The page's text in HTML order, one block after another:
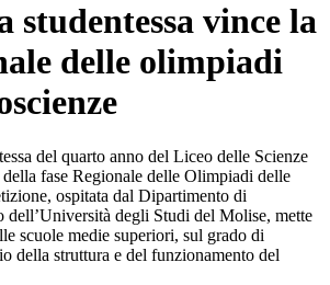
delle olimpiadi
fase Regionale delle Olimpiadi delle
ospitata dal Dipartimento di
dell’Università degli Studi del Molise, mette
scuole medie superiori, sul grado di
della struttura e del funzionamento del